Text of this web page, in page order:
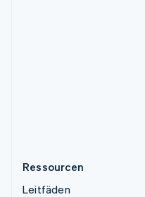
Ressourcen
Leitfäden